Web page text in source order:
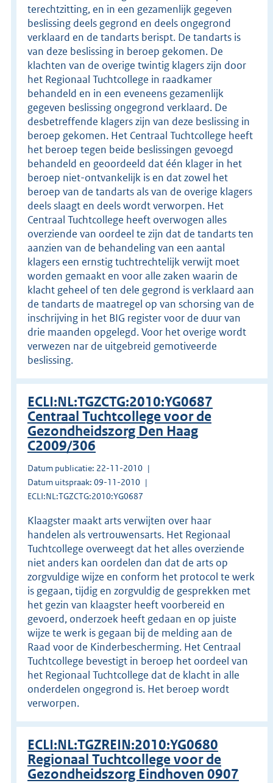
terechtzitting, en in een gezamenlijk gegeven
beslissing deels gegrond en deels ongegrond
verklaard en de tandarts berispt. De tandarts is
van deze beslissing in beroep gekomen. De
klachten van de overige twintig klagers zijn door
het Regionaal Tuchtcollege in raadkamer
behandeld en in een eveneens gezamenlijk
gegeven beslissing ongegrond verklaard. De
desbetreffende klagers zijn van deze beslissing in
beroep gekomen. Het Centraal Tuchtcollege heeft
het beroep tegen beide beslissingen gevoegd
behandeld en geoordeeld dat één klager in het
beroep niet-ontvankelijk is en dat zowel het
beroep van de tandarts als van de overige klagers
deels slaagt en deels wordt verworpen. Het
Centraal Tuchtcollege heeft overwogen alles
overziende van oordeel te zijn dat de tandarts ten
aanzien van de behandeling van een aantal
klagers een ernstig tuchtrechtelijk verwijt moet
worden gemaakt en voor alle zaken waarin de
klacht geheel of ten dele gegrond is verklaard aan
de tandarts de maatregel op van schorsing van de
inschrijving in het BIG register voor de duur van
drie maanden opgelegd. Voor het overige wordt
verwezen nar de uitgebreid gemotiveerde
beslissing.
ECLI:NL:TGZCTG:2010:YG0687
Centraal Tuchtcollege voor de
Gezondheidszorg Den Haag
C2009/306
Datum publicatie: 22-11-2010
Datum uitspraak: 09-11-2010
ECLI:NL:TGZCTG:2010:YG0687
Klaagster maakt arts verwijten over haar
handelen als vertrouwensarts. Het Regionaal
Tuchtcollege overweegt dat het alles overziende
niet anders kan oordelen dan dat de arts op
zorgvuldige wijze en conform het protocol te werk
is gegaan, tijdig en zorgvuldig de gesprekken met
het gezin van klaagster heeft voorbereid en
gevoerd, onderzoek heeft gedaan en op juiste
wijze te werk is gegaan bij de melding aan de
Raad voor de Kinderbescherming. Het Centraal
Tuchtcollege bevestigt in beroep het oordeel van
het Regionaal Tuchtcollege dat de klacht in alle
onderdelen ongegrond is. Het beroep wordt
verworpen.
ECLI:NL:TGZREIN:2010:YG0680
Regionaal Tuchtcollege voor de
Gezondheidszorg Eindhoven 0907